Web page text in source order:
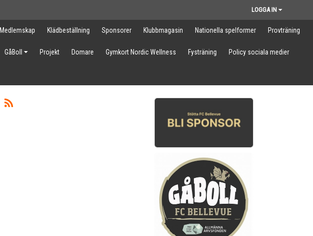
LOGGA IN
Medlemskap Klädbeställning Sponsorer Klubbmagasin Nationella spelformer Provträning
GåBoll Projekt Domare Gymkort Nordic Wellness Fysträning Policy sociala medier